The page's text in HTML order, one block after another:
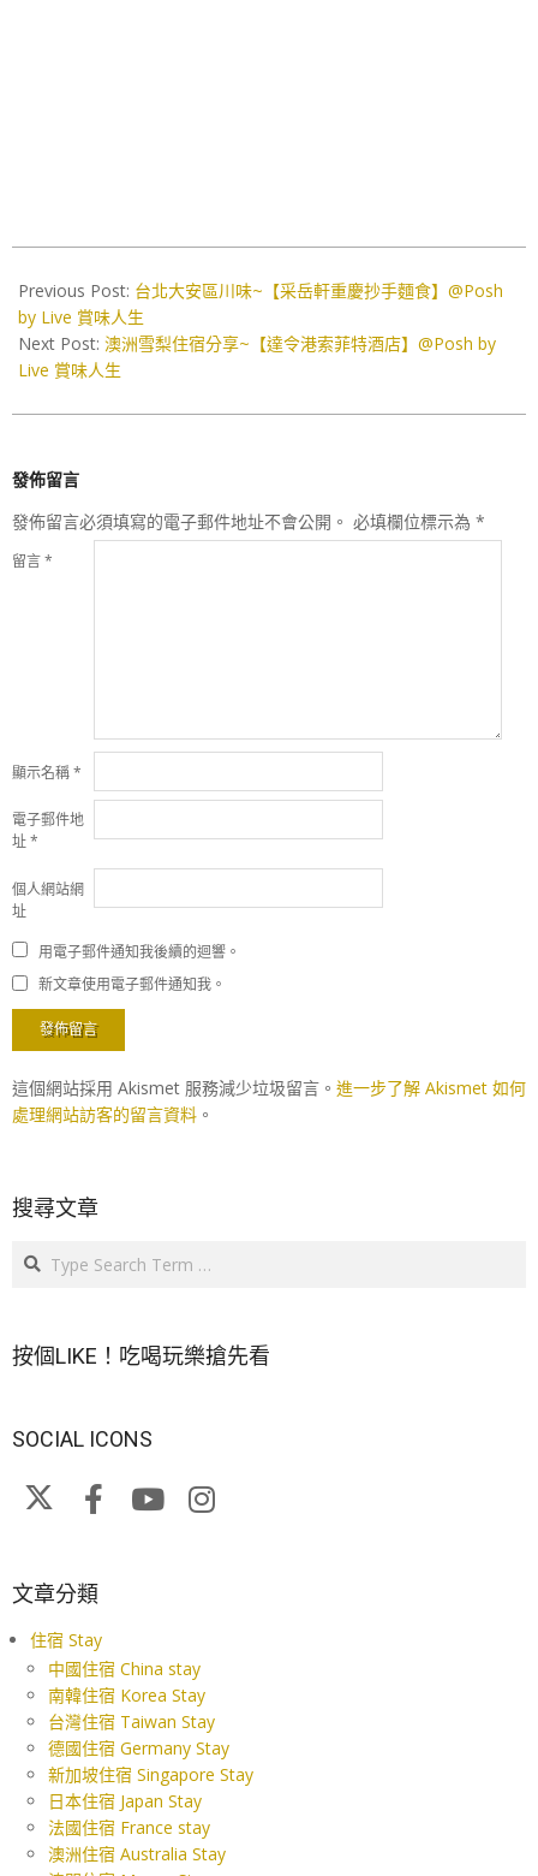
10-
02
Previous Post: 台北大安區川味~【采岳軒重慶抄手麵食】@Posh
by Live 賞味人生
Next Post: 澳洲雪梨住宿分享~【達令港索菲特酒店】@Posh by
Live 賞味人生
發佈留言
發佈留言必須填寫的電子郵件地址不會公開。 必填欄位標示為 *
留言*
顯示名稱*
電子郵件地
址*
個人網站網
址
用電子郵件通知我後續的迴響。
新文章使用電子郵件通知我。
這個網站採用 Akismet 服務減少垃圾留言。 進一步了解 Akismet 如何
處理網站訪客的留言資料 。
搜尋文章
Search
按個LIKE！吃喝玩樂搶先看
SOCIAL ICONS
文章分類
住宿 Stay
中國住宿 China stay
南韓住宿 Korea Stay
台灣住宿 Taiwan Stay
德國住宿 Germany Stay
新加坡住宿 Singapore Stay
日本住宿 Japan Stay
法國住宿 France stay
澳洲住宿 Australia Stay